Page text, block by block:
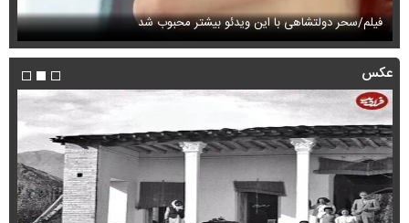
فیلم/سحر دولتشاهی با این ویدئو بیشتر محبوب شد
عکس